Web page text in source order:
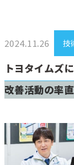
2024.11.26 技
トヨタイムズ
改善活動の率